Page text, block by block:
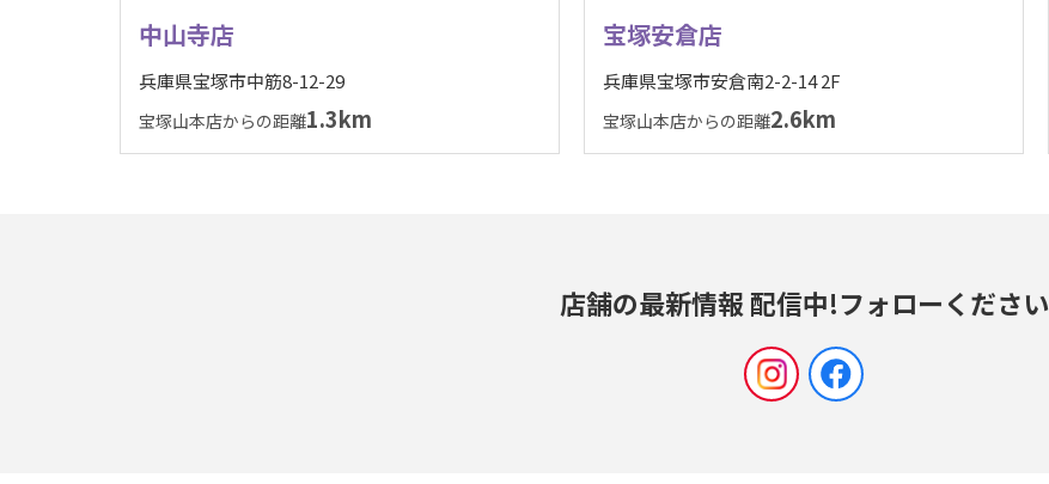
中山寺店
兵庫県宝塚市中筋8-12-29
宝塚山本店からの距離1.3km
宝塚安倉店
兵庫県宝塚市安倉南2-2-14 2F
宝塚山本店からの距離2.6km
店舗の最新情報 配信中!フォローください